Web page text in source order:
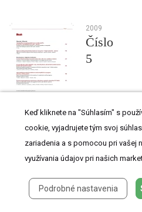
2009
Číslo
5
Najčítanejšie tento týždeň
Koronavirus hýbe světem:
Jak zlepšit záchyt a péči o
Keď kliknete na "Súhlasím" s
cookie, vyjadrujete tým svoj
zariadenia a s pomocou pri vašej
využívania údajov pri našich
Podrobné nastavenia